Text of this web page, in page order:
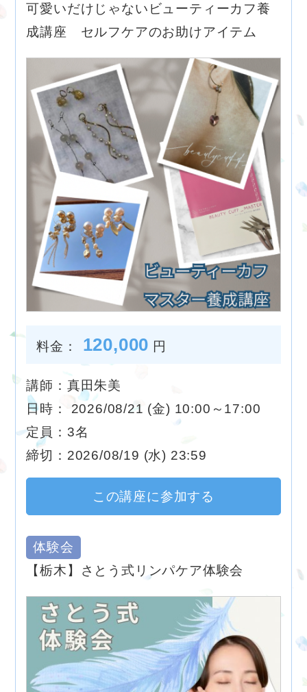
可愛いだけじゃないビューティーカフ養
成講座 セルフケアのお助けアイテム
料金： 120,000 円
講師：真田朱美
日時： 2026/08/21 (金) 10:00～17:00
定員：3名
締切：2026/08/19 (水) 23:59
この講座に参加する
体験会
【栃木】さとう式リンパケア体験会